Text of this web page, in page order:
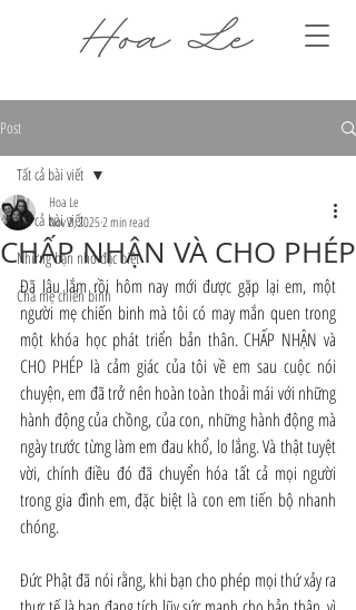
Post
Tất cả bài viết
Những bạn nhỏ đặc biệt
Cha mẹ chiến binh
Tất cả bài viết
CHẤP NHẬN VÀ CHO PHÉP
Hoa Le
Nov 2, 20252 min read
Đã lâu lắm rồi hôm nay mới được gặp lại em, một
người mẹ chiến binh mà tôi có may mắn quen trong
một khóa học phát triển bản thân. CHẤP NHẬN và
CHO PHÉP là cảm giác của tôi về em sau cuộc nói
chuyện, em đã trở nên hoàn toàn thoải mái với những
hành động của chồng, của con, những hành động mà
ngày trước từng làm em đau khổ, lo lắng. Và thật tuyệt
vời, chính điều đó đã chuyển hóa tất cả mọi người
trong gia đình em, đặc biệt là con em tiến bộ nhanh
chóng.
Đức Phật đã nói rằng, khi bạn cho phép mọi thứ xảy ra